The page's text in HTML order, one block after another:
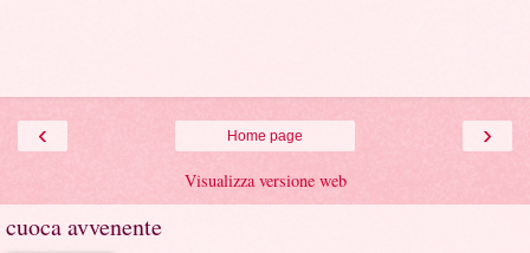
‹ ›
Home page
Visualizza versione web
cuoca avvenente